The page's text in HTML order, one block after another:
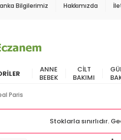
Bilgilerimiz Hakkımızda
ANNE
BEBEK
CILT
BAKIMI
Paris
Stoklarla sınırlıdır.